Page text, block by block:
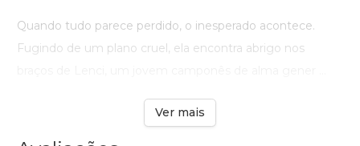
Quando tudo parece perdido, o inesperado acontece.
Fugindo de um plano cruel, ela encontra abrigo nos
Ver mais